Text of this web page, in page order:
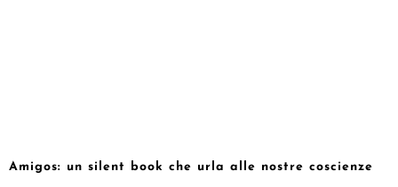
Amigos: un silent book che urla alle nostre coscienze